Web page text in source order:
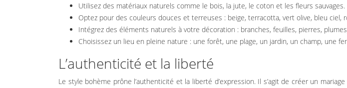
Utilisez des matériaux naturels comme le bois, la jute, le coton et les fleurs sauvages.
Optez pour des couleurs douces et terreuses : beige, terracotta, vert olive, bleu ciel,
Intégrez des éléments naturels à votre décoration : branches, feuilles, pierres,
Choisissez un lieu en pleine nature : une forêt, une plage, un jardin, un champ, une
L’authenticité et la liberté
Le style bohème prône l’authenticité et la liberté d’expression. Il s’agit de créer un